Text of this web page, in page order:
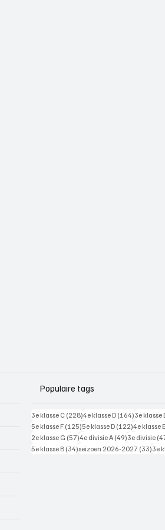
Populaire tags
3e klasse C (228)228 posts
4e klasse D (164)164 posts
3e klasse
5e klasse F (125)125 posts
5e klasse D (122)122 posts
4e klasse E
2e klasse G (57)57 posts
4e divisie A (49)49 posts
3e divisie
5e klasse B (34)34 posts
seizoen 2026-2027 (33)33
3e